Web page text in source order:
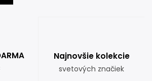
Najnovšie kolekcie
svetových značiek